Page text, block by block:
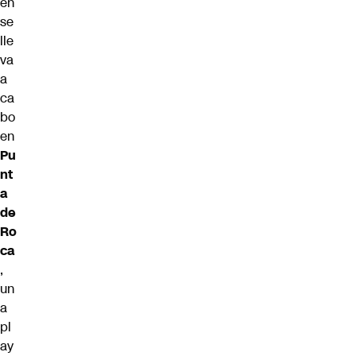
se
lle
va
a
ca
bo
en
Pu
nt
a
de
Ro
ca
,
un
a
pl
ay